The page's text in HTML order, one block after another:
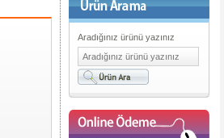
Aradığınız ürünü yazınız